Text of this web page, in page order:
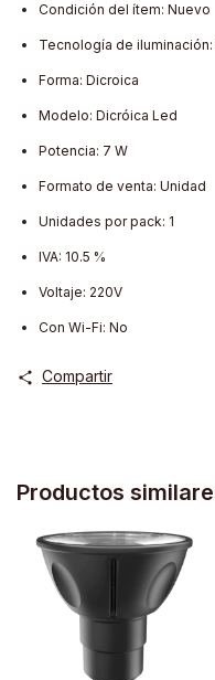
Condición del ítem: Nuevo
Tecnología de
Forma: Dicroica
Modelo: Dicróica Led
Potencia: 7 W
Formato de venta: Unidad
Unidades por pack: 1
IVA: 10.5 %
Voltaje: 220V
Con Wi-Fi: No
Compartir
Productos